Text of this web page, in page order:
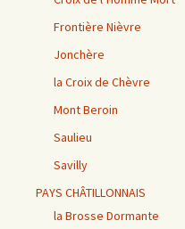
Frontière Nièvre
Jonchère
la Croix de Chèvre
Mont Beroin
Saulieu
Savilly
PAYS CHÂTILLONNAIS
la Brosse Dormante